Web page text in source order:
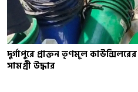
দুর্গাপুরে প্রাক্তন তৃণমূল
সামগ্রী উদ্ধার